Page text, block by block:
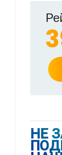
НЕ
⚡
🔥 134
⚡